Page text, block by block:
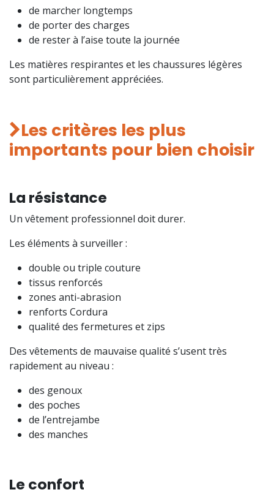
de marcher longtemps
de porter des charges
de rester à l’aise toute la journée
Les matières respirantes et les chaussures légères
sont particulièrement appréciées.
Les critères les plus
importants pour bien choisir
La résistance
Un vêtement professionnel doit durer.
Les éléments à surveiller :
double ou triple couture
tissus renforcés
zones anti-abrasion
renforts Cordura
qualité des fermetures et zips
Des vêtements de mauvaise qualité s’usent très
rapidement au niveau :
des genoux
des poches
de l’entrejambe
des manches
Le confort